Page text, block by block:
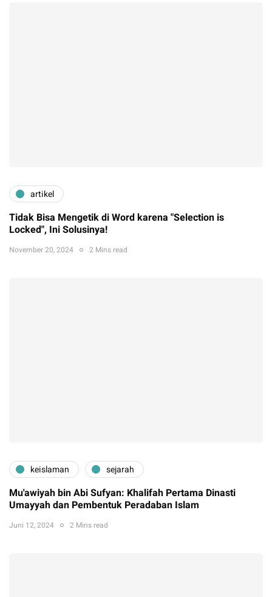
artikel
Tidak Bisa Mengetik di Word karena "Selection is
Locked", Ini Solusinya!
November 20, 2024 2 Mins read
keislaman sejarah
Mu'awiyah bin Abi Sufyan: Khalifah Pertama Dinasti
Umayyah dan Pembentuk Peradaban Islam
Juni 12, 2024 2 Mins read